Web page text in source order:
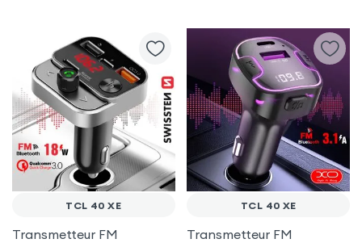
TCL 40 XE
Transmetteur FM
TCL 40 XE
Transmetteur FM